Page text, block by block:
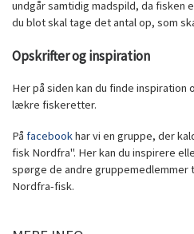
undgår samtidig madspild, da fisken
du blot skal tage det antal op, som
Opskrifter og inspiration
Her på siden kan du finde
lækre fiskeretter.
På facebookhar vi en gruppe, der
fisk Nordfra". Her kan du inspirere
spørge de andre gruppemedlemmer
Nordfra-fisk.